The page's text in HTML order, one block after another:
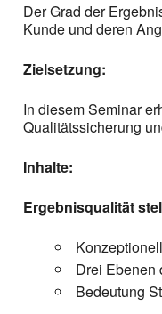
Der Grad der
Kunde und deren
Zielsetzung:
In diesem Seminar
Qualitätssicherung
Inhalte:
Ergebnisqualität
Drei Ebenen
Bedeutung